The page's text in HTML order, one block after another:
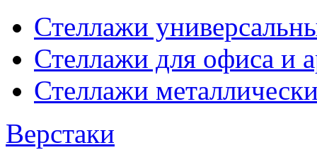
Стеллажи
Стеллажи для офиса и
Стеллажи
Верстаки